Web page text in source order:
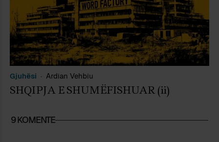
Gjuhësi Ardian Vehbiu
SHQIPJA E SHUMËFISHUAR (ii)
9 KOMENTE